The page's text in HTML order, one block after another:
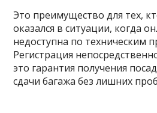
Это преимущество для тех,
оказался в ситуации, когда
недоступна по техническим
Регистрация
это гарантия получения
сдачи багажа без лишних